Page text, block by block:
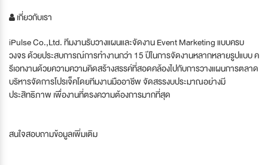
เกี่ยวกับเรา
iPulse Co.,Ltd. ทีมงานรับวางแผนและจัดงาน Event Marketing แบบครบ
วงจร ด้วยประสบการณ์การทำงานกว่า 15 ปีในการจัดงานหลากหลายรูปแบบ ค
รีเอทงานด้วยความความคิดสร้างสรรค์ที่สอดคล้องไปกับการวางแผนการตลาด
บริหารจัดการโปรเจ็คโดยทีมงานมืออาชีพ จัดสรรงบประมาณอย่างมี
ประสิทธิภาพ เพื่องานที่ตรงความต้องการมากที่สุด
สนใจสอบถามข้อมูลเพิ่มเติม